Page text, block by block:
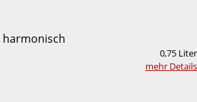
0,75 Liter
mehr Details